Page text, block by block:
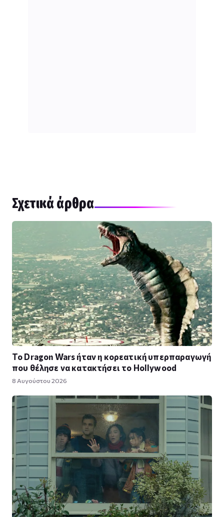
Σχετικά άρθρα
Το Dragon Wars ήταν η κορεατική υπερπαραγωγή
που θέλησε να κατακτήσει το Hollywood
8 Αυγούστου 2026